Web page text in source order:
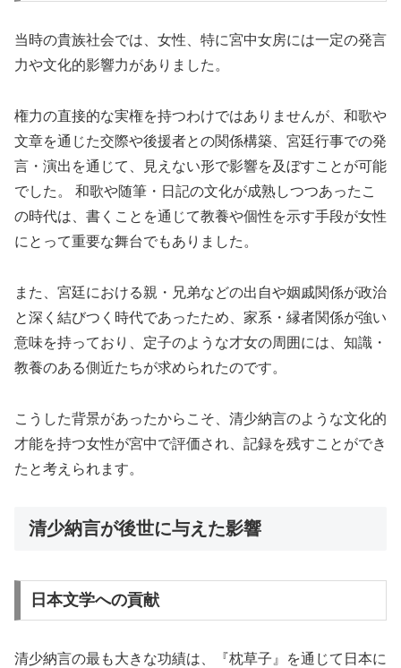
当時の貴族社会では、女性、特に宮中女房には一定の発言
力や文化的影響力がありました。
権力の直接的な実権を持つわけではありませんが、和歌や
文章を通じた交際や後援者との関係構築、宮廷行事での発
言・演出を通じて、見えない形で影響を及ぼすことが可能
でした。 和歌や随筆・日記の文化が成熟しつつあったこ
の時代は、書くことを通じて教養や個性を示す手段が女性
にとって重要な舞台でもありました。
また、宮廷における親・兄弟などの出自や姻戚関係が政治
と深く結びつく時代であったため、家系・縁者関係が強い
意味を持っており、定子のような才女の周囲には、知識・
教養のある側近たちが求められたのです。
こうした背景があったからこそ、清少納言のような文化的
才能を持つ女性が宮中で評価され、記録を残すことができ
たと考えられます。
清少納言が後世に与えた影響
日本文学への貢献
清少納言の最も大きな功績は、『枕草子』を通じて日本に